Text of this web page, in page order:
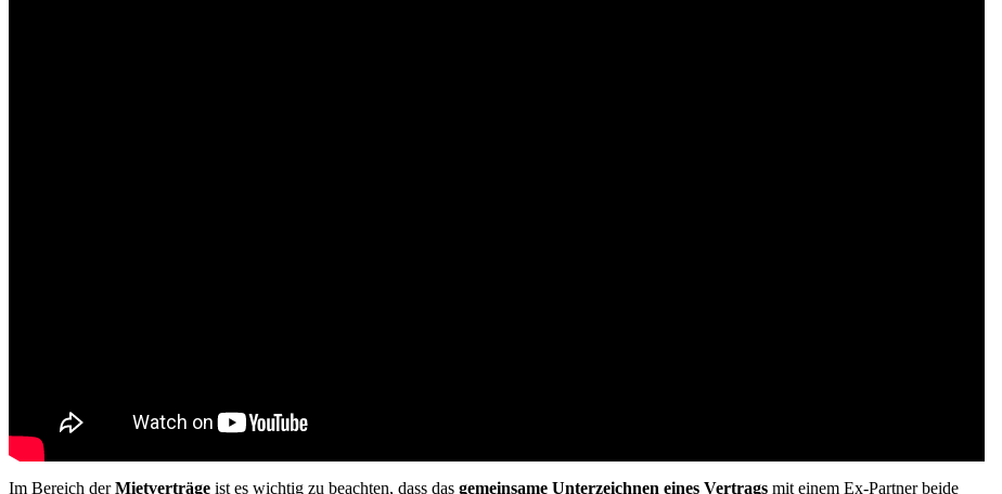
Im Bereich derMietverträge ist es wichtig zu beachten, dass das gemeinsame Unterzeichnen eines Vertrags mit einem Ex-Partner beide